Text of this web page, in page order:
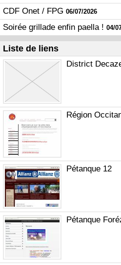
CDF Onet / FPG 06/07/2026
Soirée grillade enfin paella ! 04/
Liste de liens
District
Région
Pétanque 12
Pétanque